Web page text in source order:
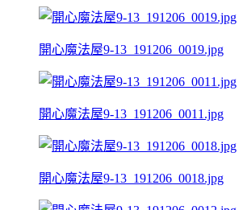
開心魔法屋9-13_191206_0019.jpg
開心魔法屋9-13_191206_0011.jpg
開心魔法屋9-13_191206_0018.jpg